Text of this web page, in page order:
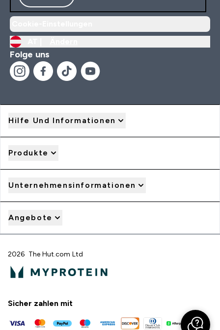
Folge uns
Hilfe Und Informationen
Produkte
Unternehmensinformationen
Angebote
2026 The Hut.com Ltd
Sicher zahlen mit